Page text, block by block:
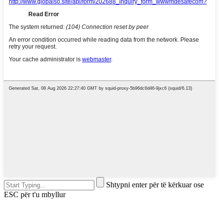
Shtypni enter për të kërkuar ose
ESC për t'u mbyllur